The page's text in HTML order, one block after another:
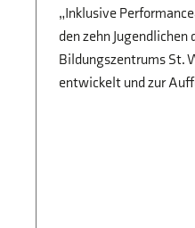
„Inklusive
den zehn Jugendlichen
Bildungszentrums St.
entwickelt und zur